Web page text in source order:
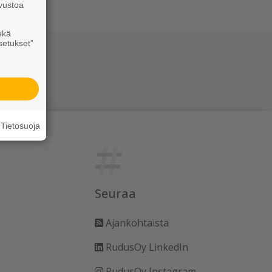
Seuraa
Ajankohtaista
RudusOy LinkedIn
Tietosuoja